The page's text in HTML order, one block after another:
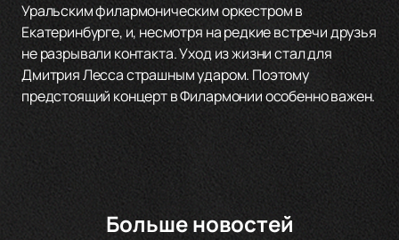
Уральским филармоническим оркестром в
Екатеринбурге, и, несмотря на редкие встречи друзья
не разрывали контакта. Уход из жизни стал для
Дмитрия Лесса страшным ударом. Поэтому
предстоящий концерт в Филармонии особенно важен.
Больше новостей